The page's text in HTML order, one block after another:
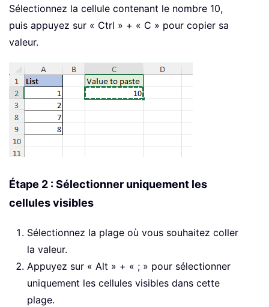
Sélectionnez la cellule contenant le nombre 10,
puis appuyez sur « Ctrl » + « C » pour copier sa
valeur.
Étape 2 : Sélectionner uniquement les
cellules visibles
Sélectionnez la plage où vous souhaitez coller
la valeur.
Appuyez sur « Alt » + « ; » pour sélectionner
uniquement les cellules visibles dans cette
plage.